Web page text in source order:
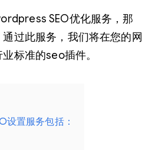
。
SEO优化服务，那
过此服务，我们将在您的网
标准的seo插件。
设置服务包括：